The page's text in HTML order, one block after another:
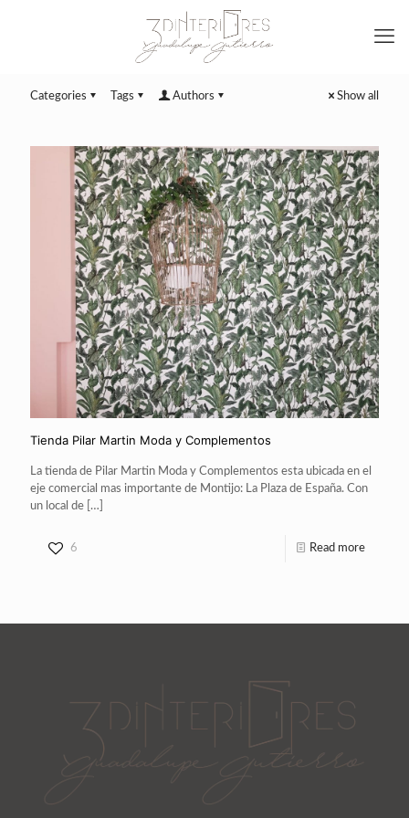
Categories Tags Authors Show all
Tienda Pilar Martin Moda y Complementos
La tienda de Pilar Martin Moda y Complementos esta ubicada en el
eje comercial mas importante de Montijo: La Plaza de España. Con
un local de […]
6 Read more